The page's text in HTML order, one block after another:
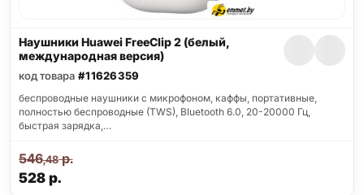
Наушники Huawei FreeClip 2 (белый,
международная версия)
код товара #11626359
беспроводные наушники с микрофоном, каффы, портативные,
полностью беспроводные (TWS), Bluetooth 6.0, 20-20000 Гц,
быстрая зарядка,…
528р.
546,48р.